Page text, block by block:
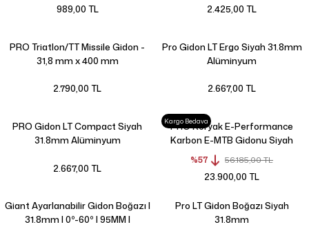
989,00 TL 2.425,00 TL
PRO Triatlon/TT Missile Gidon -
31,8 mm x 400 mm
2.790,00 TL
Pro Gidon LT Ergo Siyah 31.8mm
Alüminyum
2.667,00 TL
PRO Gidon LT Compact Siyah
31.8mm Alüminyum
2.667,00 TL
Kargo Bedava
PRO Koryak E-Performance
Karbon E-MTB Gidonu Siyah
800mm/35mm/20mm
%57 56.185,00 TL
23.900,00 TL
Giant Ayarlanabilir Gidon Boğazı |
31.8mm | 0º-60º | 95MM |
Pro LT Gidon Boğazı Siyah
31.8mm